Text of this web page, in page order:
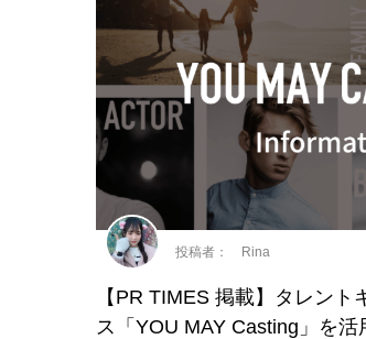
【PR TIMES 掲載】タレン
ス「YOU MAY Casting」を
投稿者： Rina